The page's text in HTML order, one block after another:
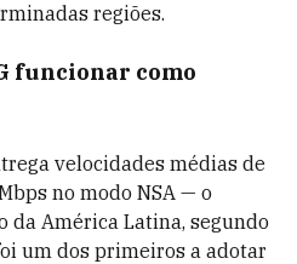
regiões.
funcionar como
velocidades médias de
no modo NSA — o
da América Latina, segundo
um dos primeiros a adotar